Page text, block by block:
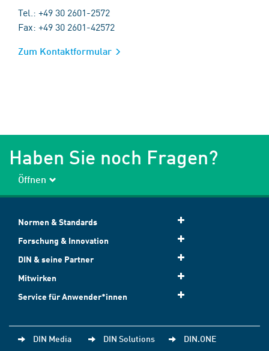
Tel.: +49 30 2601-2572
Fax: +49 30 2601-42572
Zum Kontaktformular
Haben Sie noch Fragen?
Öffnen
Normen & Standards
Forschung & Innovation
DIN & seine Partner
Mitwirken
Service für Anwender*innen
DIN Media DIN Solutions DIN.ONE